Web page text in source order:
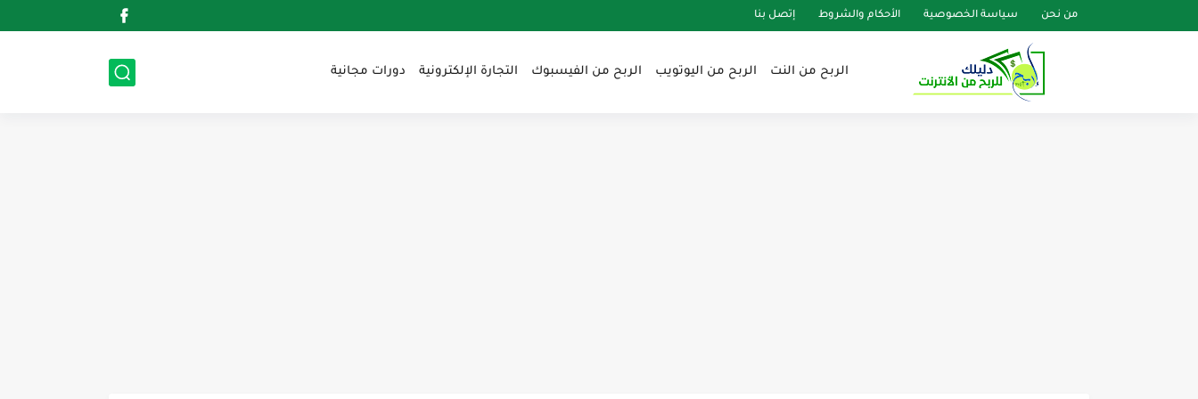
من نحن سياسة الخصوصية الأحكام والشروط إتصل بنا
الربح من النت الربح من اليوتويب الربح من الفيسبوك التجارة الإلكترونية دورات مجانية